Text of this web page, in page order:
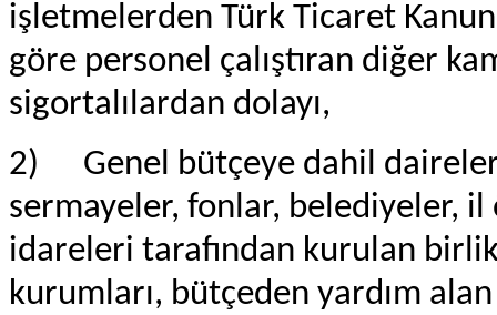
işletmelerden Türk Ticaret
göre personel çalıştıran diğer
sigortalılardan dolayı,
2)
Genel bütçeye dahil
sermayeler, fonlar, belediyeler,
idareleri tarafından kurulan
kurumları, bütçeden yardım